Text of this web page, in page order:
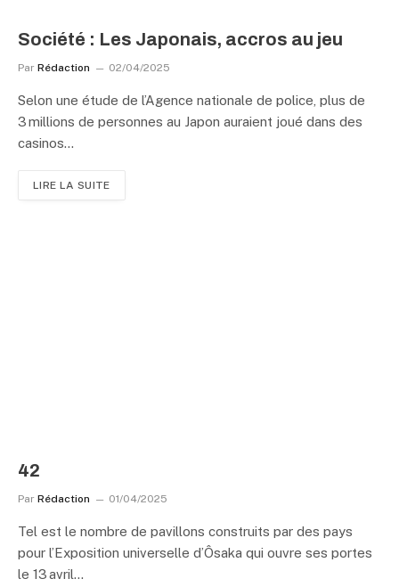
Société : Les Japonais, accros au jeu
Par Rédaction 02/04/2025
Selon une étude de l’Agence nationale de police, plus de
3 millions de personnes au Japon auraient joué dans des
casinos…
LIRE LA SUITE
42
Par Rédaction 01/04/2025
Tel est le nombre de pavillons construits par des pays
pour l’Exposition universelle d’Ôsaka qui ouvre ses portes
le 13 avril…